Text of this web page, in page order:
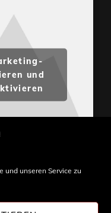
und unseren Service zu
und
von